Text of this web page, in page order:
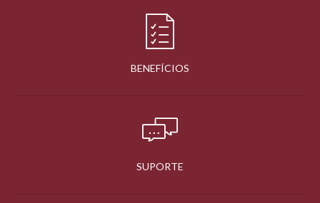
BENEFÍCIOS
SUPORTE